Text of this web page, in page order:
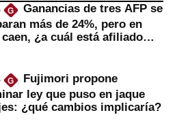
G
Ganancias de tres AFP se
más de 24%, pero en
caen, ¿a cuál está afiliado
G
Fujimori propone
ley que puso en jaque
¿qué cambios implicaría?